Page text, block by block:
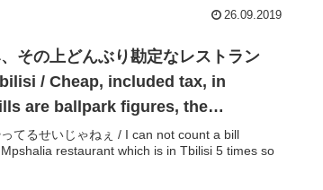
26.09.2019
その上どんぶり勘定なレストラン
/ Cheap, included tax, in
are ballpark figures, the
in Tbilisi. / მაფშალია
てるせいじゃねぇ / I can not count a bill
restaurant which is in Tbilisi 5 times so